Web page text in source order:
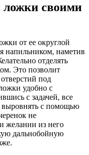
ложки своими
от ее округлой
напильником, наметив
отделять
Это позволит
под
удобно с
с задачей, все
выровнять с помощью
не
желании из него
дальнобойную